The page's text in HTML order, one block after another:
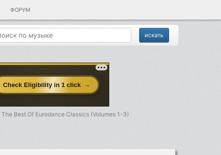
ФОРУМ
The Best Of Eurodance Classics (Volumes 1-3)